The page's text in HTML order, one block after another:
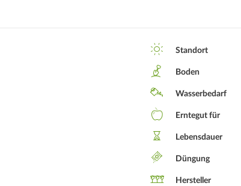
Standort
Boden
Wasserbedarf
Erntegut für
Lebensdauer
Düngung
Hersteller